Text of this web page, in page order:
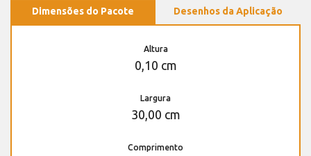
Dimensões do Pacote Desenhos da Aplicação
Altura
0,10 cm
Largura
30,00 cm
Comprimento